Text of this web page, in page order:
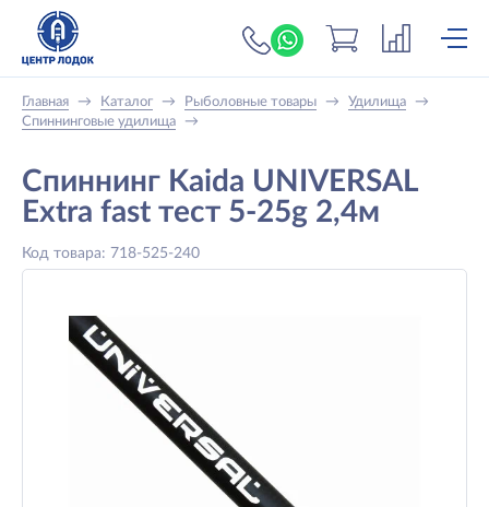
+7 (919) 698-56-
Главная → Каталог → Рыболовные товары → Удилища
→
Спиннинговые удилища
→
Спиннинг Kaida UNIVERSAL
Extra fast тест 5-25g 2,4м
Код товара: 718-525-240